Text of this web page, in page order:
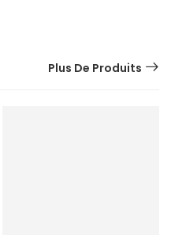
Plus De Produits